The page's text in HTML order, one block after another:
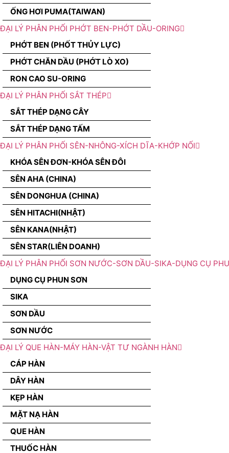
ỐNG HƠI PUMA(TAIWAN)
ĐẠI LÝ PHÂN PHỐI PHỚT BEN-PHỚT DẦU-ORING
PHỚT BEN (PHỐT THỦY LỰC)
PHỚT CHĂN DẦU (PHỚT LÒ XO)
RON CAO SU-ORING
ĐẠI LÝ PHÂN PHỐI SẮT THÉP
SẮT THÉP DẠNG CÂY
SẮT THÉP DẠNG TẤM
ĐẠI LÝ PHÂN PHỐI SÊN-NHÔNG-XÍCH DĨA-KHỚP NỐI
KHÓA SÊN ĐƠN-KHÓA SÊN ĐÔI
SÊN AHA (CHINA)
SÊN DONGHUA (CHINA)
SÊN HITACHI(NHẬT)
SÊN KANA(NHẬT)
SÊN STAR(LIÊN DOANH)
ĐẠI LÝ PHÂN PHỐI SƠN NƯỚC-SƠN DẦU-SIKA-DỤNG CỤ
DỤNG CỤ PHUN SƠN
SIKA
SƠN DẦU
SƠN NƯỚC
ĐẠI LÝ QUE HÀN-MÁY HÀN-VẬT TƯ NGÀNH HÀN
CÁP HÀN
DÂY HÀN
KẸP HÀN
MẶT NẠ HÀN
QUE HÀN
THUỐC HÀN